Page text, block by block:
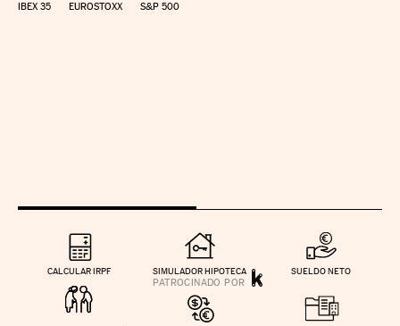
IBEX 35 EUROSTOXX S&P 500
CALCULAR IRPF SIMULADOR HIPOTECA SUELDO NETO